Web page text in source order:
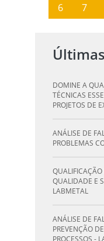
6
7
DOMINE A
TÉCNICAS
PROJETOS DE
ANÁLISE DE
PROBLEMAS
QUALIDADE E
LABMETAL
ANÁLISE DE
PREVENÇÃO
PROCESSOS -